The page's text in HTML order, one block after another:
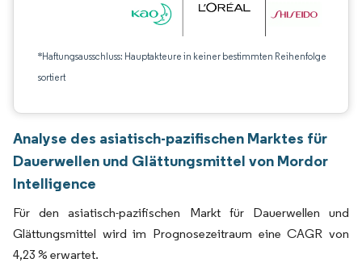
*Haftungsausschluss: Hauptakteure in keiner bestimmten Reihenfolge
sortiert
Analyse des asiatisch-pazifischen Marktes für
Dauerwellen und Glättungsmittel von Mordor
Intelligence
Für den asiatisch-pazifischen Markt für Dauerwellen und
Glättungsmittel wird im Prognosezeitraum eine CAGR von
4,23 % erwartet.